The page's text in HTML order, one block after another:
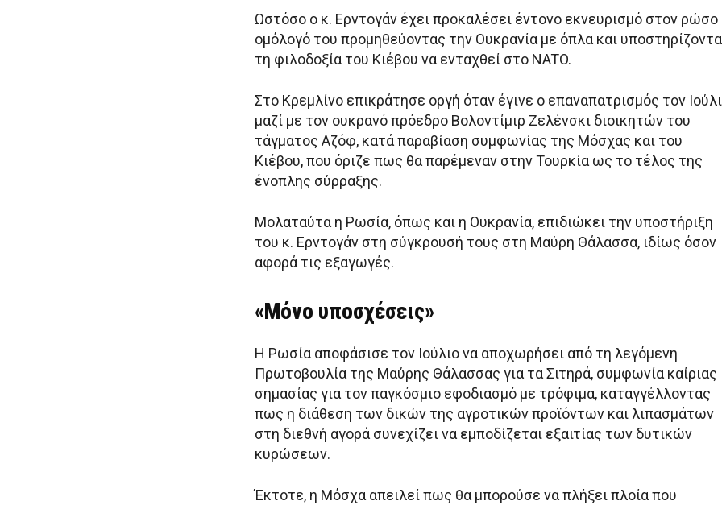
Ωστόσο ο κ. Ερντογάν έχει προκαλέσει έντονο εκνευρισμό στον ρώσο
ομόλογό του προμηθεύοντας την Ουκρανία με όπλα και
τη φιλοδοξία του Κιέβου να ενταχθεί στο NATO.
Στο Κρεμλίνο επικράτησε οργή όταν έγινε ο επαναπατρισμός τον
μαζί με τον ουκρανό πρόεδρο Βολοντίμιρ Ζελένσκι διοικητών του
τάγματος Αζόφ, κατά παραβίαση συμφωνίας της Μόσχας και του
Κιέβου, που όριζε πως θα παρέμεναν στην Τουρκία ως το τέλος της
ένοπλης σύρραξης.
Μολαταύτα η Ρωσία, όπως και η Ουκρανία, επιδιώκει την υποστήριξη
του κ. Ερντογάν στη σύγκρουσή τους στη Μαύρη Θάλασσα, ιδίως όσον
αφορά τις εξαγωγές.
«Μόνο υποσχέσεις»
Η Ρωσία αποφάσισε τον Ιούλιο να αποχωρήσει από τη λεγόμενη
Πρωτοβουλία της Μαύρης Θάλασσας για τα Σιτηρά, συμφωνία καίριας
σημασίας για τον παγκόσμιο εφοδιασμό με τρόφιμα, καταγγέλλοντας
πως η διάθεση των δικών της αγροτικών προϊόντων και λιπασμάτων
στη διεθνή αγορά συνεχίζει να εμποδίζεται εξαιτίας των δυτικών
κυρώσεων.
Έκτοτε, η Μόσχα απειλεί πως θα μπορούσε να πλήξει πλοία που